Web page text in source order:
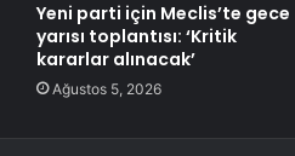
Yeni parti için Meclis’te gece
yarısı toplantısı: ‘Kritik
kararlar alınacak’
Ağustos 5, 2026